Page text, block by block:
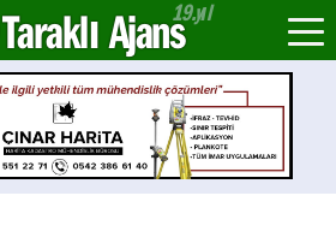
Taraklı Ajans